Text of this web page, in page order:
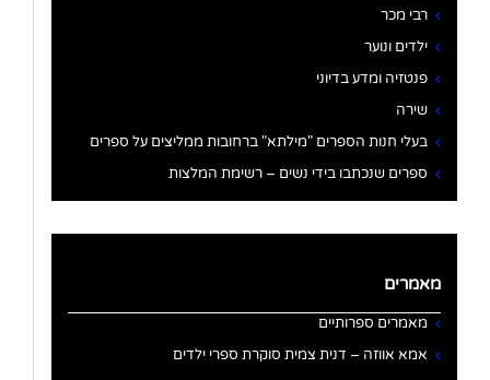
רבי מכר
ילדים ונוער
פנטזיה ומדע בדיוני
שירה
בעלי חנות הספרים "מילתא" ברחובות ממליצים על ספרים
ספרים שנכתבו בידי נשים – רשימת המלצות
מאמרים
מאמרים ספרותיים
אמא אווזה – דנית צמית סוקרת ספרי ילדים